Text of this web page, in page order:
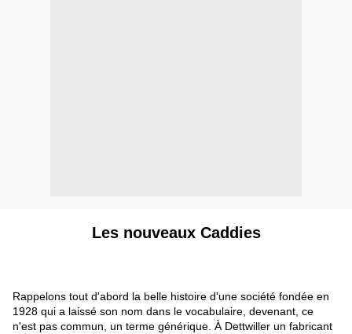
Les nouveaux Caddies
Rappelons tout d'abord la belle histoire d'une société fondée en
1928 qui a laissé son nom dans le vocabulaire, devenant, ce
n'est pas commun, un terme générique. À Dettwiller un fabricant